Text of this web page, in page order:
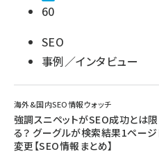
60
SEO
事例／インタビュー
海外&国内SEO情報ウォッチ
強調スニペットがSEO成功とは
る？ グーグルが検索結果1ペー
変更【SEO情報まとめ】